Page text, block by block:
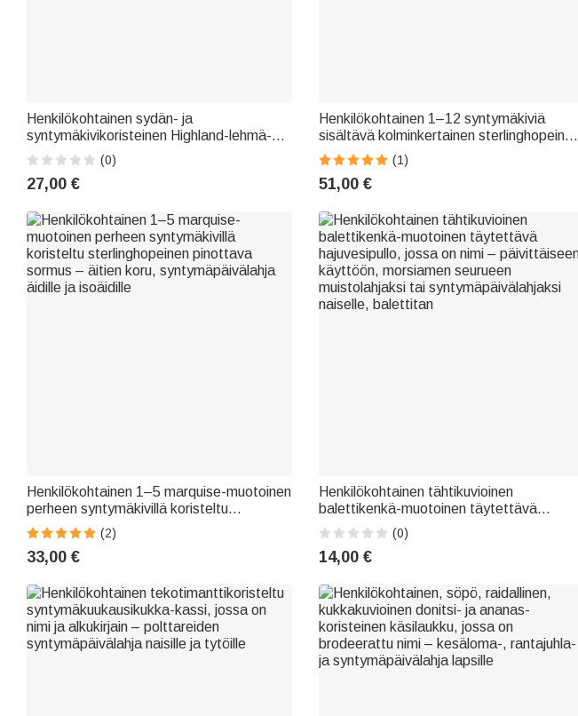
Henkilökohtainen sydän- ja
syntymäkivikoristeinen Highland-lehmä-
kaulakoru nimellä – hieno koru, hääpäivä-
tai syntymäpäivälahja naiselle tai äidille
(0)
27,00 €
Henkilökohtainen 1–12 syntymäkiviä
sisältävä kolminkertainen sterlinghopeinen
sormus, jossa on nimi – jokapäiväiseen
käyttöön sopiva syntymäpäivä- tai
hääpäivälahja isoäidille, äidille tai naiselle
(1)
51,00 €
Henkilökohtainen 1–5 marquise-muotoinen
perheen syntymäkivillä koristeltu
sterlinghopeinen pinottava sormus – äitien
koru, syntymäpäivälahja äidille ja isoäidille
(2)
33,00 €
Henkilökohtainen tähtikuvioinen
balettikenkä-muotoinen täytettävä
hajuvesipullo, jossa on nimi – päivittäiseen
käyttöön, morsiamen seurueen
muistolahjaksi tai syntymäpäivälahjaksi
(0)
14,00 €